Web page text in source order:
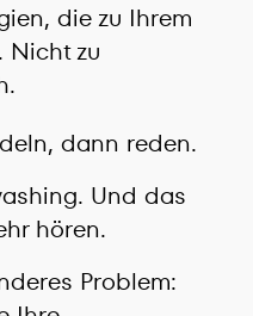
die zu Ihrem
Nicht zu
dann reden.
Und das
hören.
Problem: